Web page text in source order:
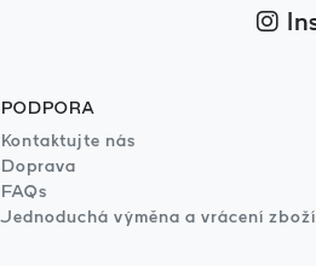
PODPORA
Kontaktujte nás
Doprava
FAQs
Jednoduchá výměna a vrácení zboží